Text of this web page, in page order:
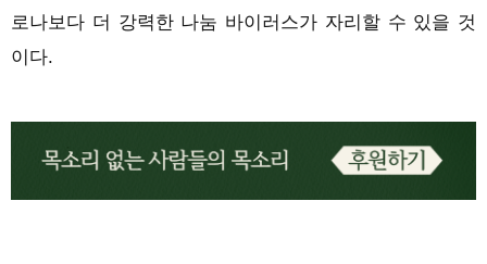
로나보다 더 강력한 나눔 바이러스가 자리할 수 있을 것
이다.